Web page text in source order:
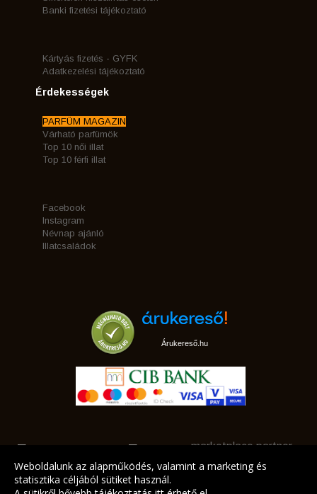
Banki fizetési tájékoztató
Kártyás fizetés - GYFK
Adatkezelési tájékoztató
Érdekességek
PARFÜM MAGAZIN
Várható parfümök
Top 10 női illat
Top 10 férfi illat
Facebook
Instagram
Névnap ajánló
Illatcsaládok
Árukereső.hu
marketplace partner
Weboldalunk az alapműködés, valamint a marketing és
statisztika céljából sütiket használ.